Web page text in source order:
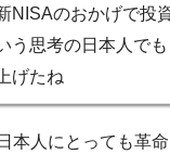
NISAのおかげで投
う思考の日本人で
上げたね
本人にとっても革